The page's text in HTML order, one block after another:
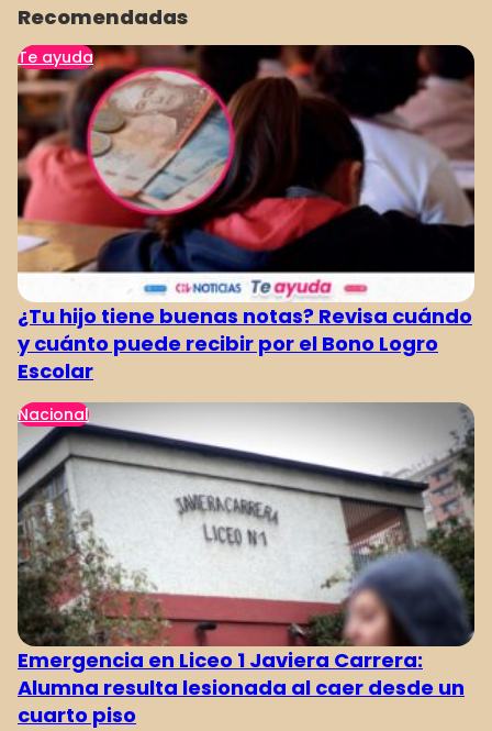
Recomendadas
Te ayuda
¿Tu hijo tiene buenas notas? Revisa cuándo
y cuánto puede recibir por el Bono Logro
Escolar
Nacional
Emergencia en Liceo 1 Javiera Carrera:
Alumna resulta lesionada al caer desde un
cuarto piso